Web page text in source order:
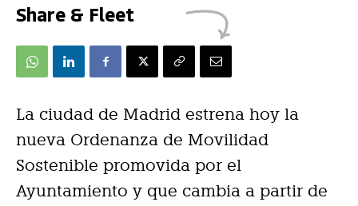
Share & Fleet
La ciudad de Madrid estrena hoy la
nueva Ordenanza de Movilidad
Sostenible promovida por el
Ayuntamiento y que cambia a partir de